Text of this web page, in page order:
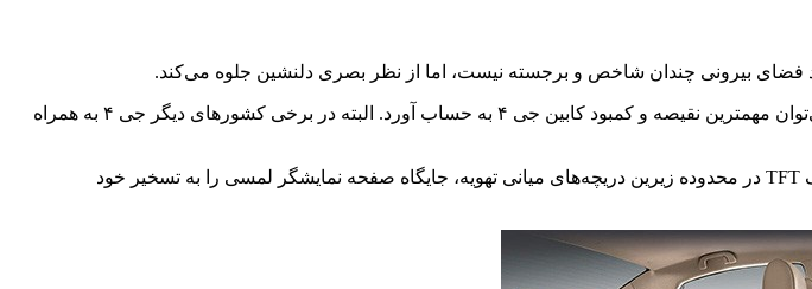
فقدان صفحه نمایشگر لمسی که این روز‌ها تقریبا پای ثابت اکثر خودرو‌های چینی بازار شده است را می‌توان مهمترین نقیصه و کمبود کابین جی ۴ به حساب آورد. البته در برخی کشور‌های دیگر جی ۴ به همراه
مجموعه‌ای از دکمه‌های مختلف مرتبط با کنترل سیستم صوتی، فلاشر و ... به همراه یک نمایشگر کوچک TFT در محدوده زیرین دریچه‌های میانی تهویه، جایگاه صفحه نمایشگر لمسی را به تسخیر خود